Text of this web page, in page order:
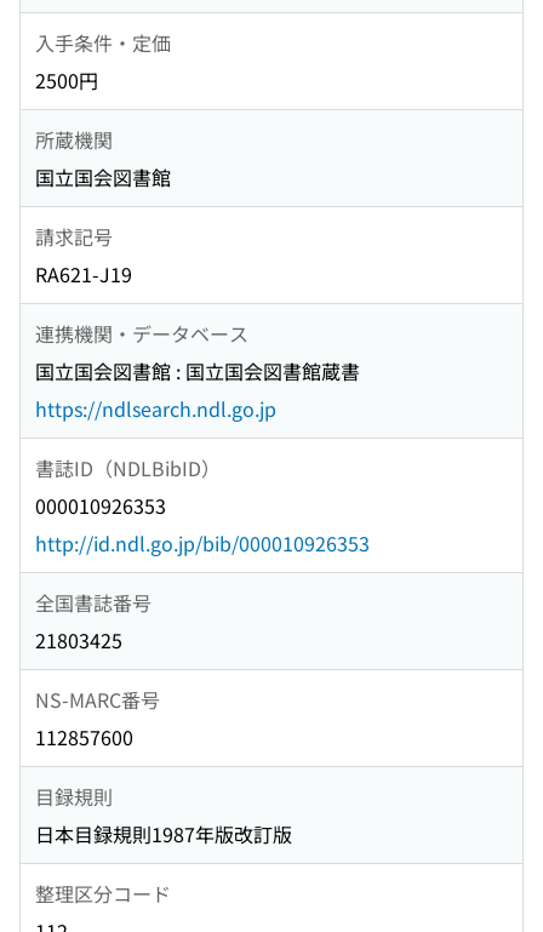
入手条件・定価
2500円
所蔵機関
国立国会図書館
請求記号
RA621-J19
連携機関・データベース
国立国会図書館 : 国立国会図書館蔵書
https://ndlsearch.ndl.go.jp
書誌ID（NDLBibID）
000010926353
http://id.ndl.go.jp/bib/000010926353
全国書誌番号
21803425
NS-MARC番号
112857600
目録規則
日本目録規則1987年版改訂版
整理区分コード